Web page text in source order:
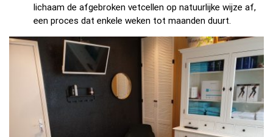
lichaam de afgebroken vetcellen op natuurlijke wijze af,
een proces dat enkele weken tot maanden duurt.